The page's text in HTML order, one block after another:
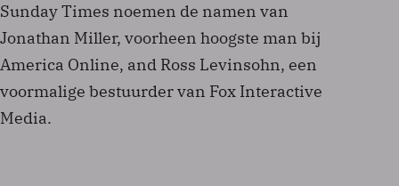
Sunday Times noemen de namen van
Jonathan Miller, voorheen hoogste man bij
America Online, and Ross Levinsohn, een
voormalige bestuurder van Fox Interactive
Media.